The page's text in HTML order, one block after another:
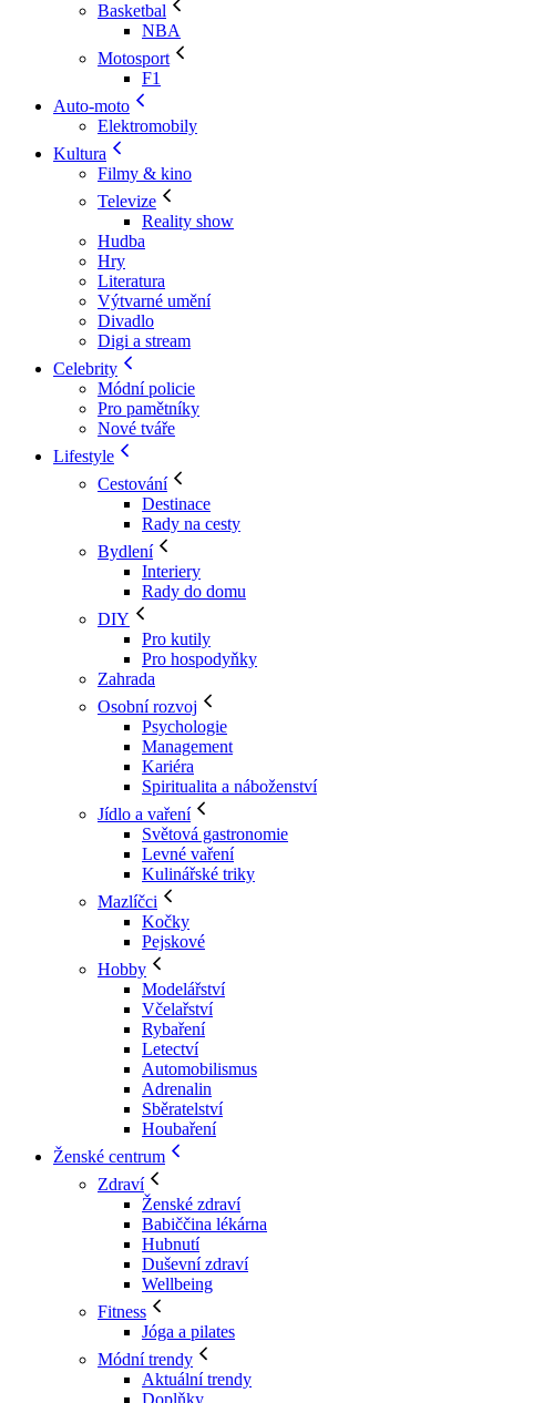
Basketbal
NBA
Motosport
F1
Auto-moto
Elektromobily
Kultura
Filmy & kino
Televize
Reality show
Hudba
Hry
Literatura
Výtvarné umění
Divadlo
Digi a stream
Celebrity
Módní policie
Pro pamětníky
Nové tváře
Lifestyle
Cestování
Destinace
Rady na cesty
Bydlení
Interiery
Rady do domu
DIY
Pro kutily
Pro hospodyňky
Zahrada
Osobní rozvoj
Psychologie
Management
Kariéra
Spiritualita a náboženství
Jídlo a vaření
Světová gastronomie
Levné vaření
Kulinářské triky
Mazlíčci
Kočky
Pejskové
Hobby
Modelářství
Včelařství
Rybaření
Letectví
Automobilismus
Adrenalin
Sběratelství
Houbaření
Ženské centrum
Zdraví
Ženské zdraví
Babiččina lékárna
Hubnutí
Duševní zdraví
Wellbeing
Fitness
Jóga a pilates
Módní trendy
Aktuální trendy
Doplňky